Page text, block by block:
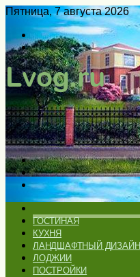
Пятница, 7 августа 2026
Войти
Switch
skin
Меню
Искать
Switch
skin
ГОСТИНАЯ
КУХНЯ
ЛАНДШАФТНЫЙ ДИЗАЙН
ЛОДЖИИ
ПОСТРОЙКИ